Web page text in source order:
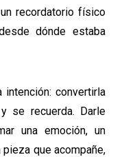
recordatorio físico
dónde estaba
convertirla
se recuerda. Darle
una emoción, un
que acompañe,